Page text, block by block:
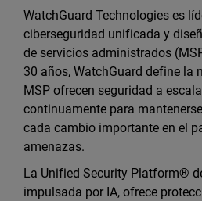
WatchGuard Technologies es
ciberseguridad unificada y
de servicios administrados
30 años, WatchGuard define la
MSP ofrecen seguridad a
continuamente para
cada cambio importante en el
amenazas.
La Unified Security Platform®
impulsada por IA, ofrece